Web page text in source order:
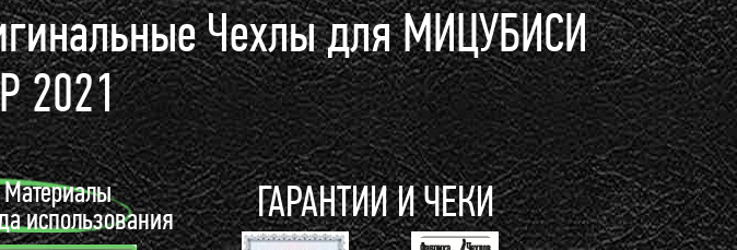
Чехлы для МИЦУБИСИ
2021
использования
ГАРАНТИИ И ЧЕКИ